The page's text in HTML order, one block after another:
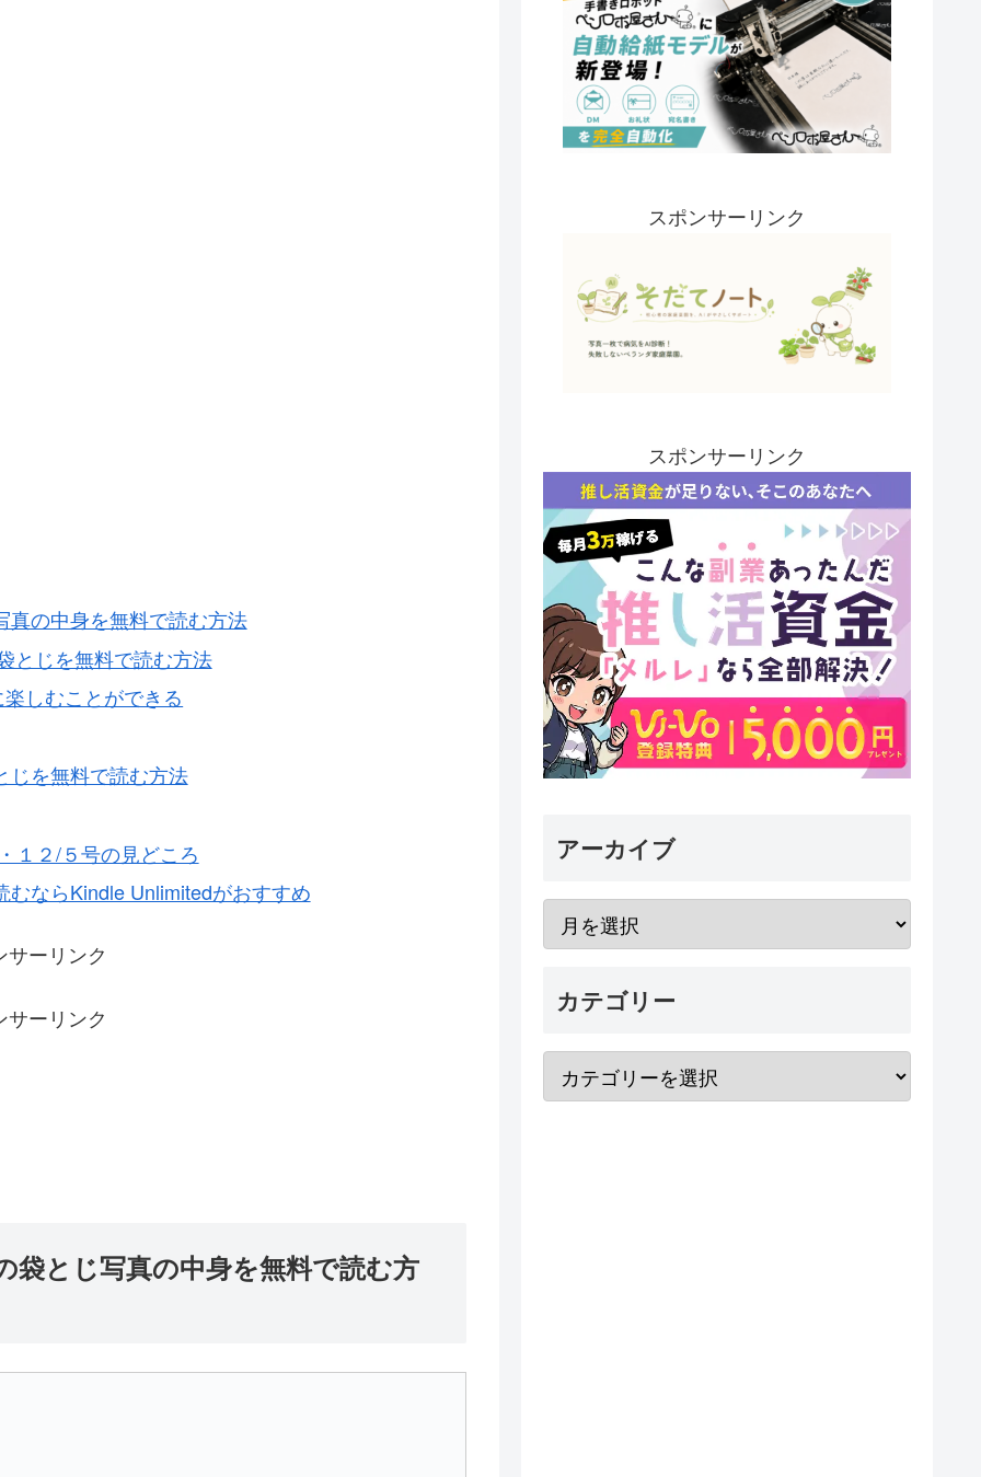
の中身を無料で読む方法
とじを無料で読む方法
しむことができる
じを無料で読む方法
１２/５号の見どころ
ならKindle Unlimitedがおすすめ
サーリンク
サーリンク
袋とじ写真の中身を無料で読む方
スポンサーリンク
スポンサーリンク
アーカイブ
カテゴリー